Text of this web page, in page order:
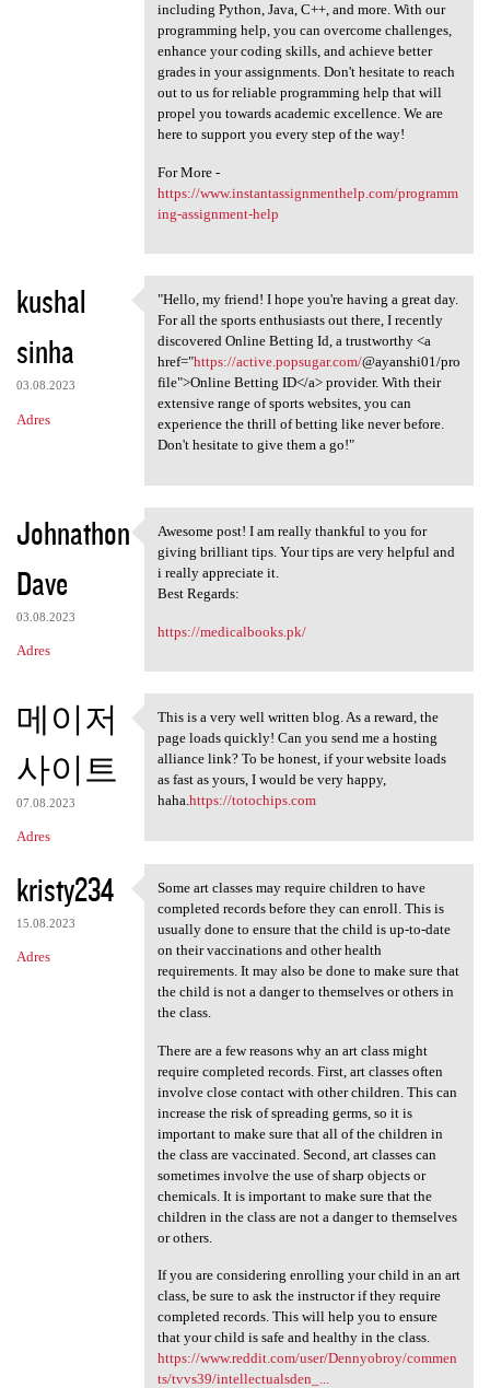
including Python, Java, C++, and more. With our
programming help, you can overcome challenges,
enhance your coding skills, and achieve better
grades in your assignments. Don't hesitate to reach
out to us for reliable programming help that will
propel you towards academic excellence. We are
here to support you every step of the way!
For More -
https://www.instantassignmenthelp.com/programm
ing-assignment-help
kushal
sinha
03.08.2023
Adres
"Hello, my friend! I hope you
"Hello, my friend! I hope you're having a great day.
For all the sports enthusiasts out there, I recently
discovered Online Betting Id, a trustworthy <a
href="https://active.popsugar.com/@ayanshi01/pro
file">Online Betting ID</a> provider. With their
extensive range of sports websites, you can
experience the thrill of betting like never before.
Don't hesitate to give them a go!"
Johnathon
Dave
03.08.2023
Adres
Awesome post! I am really
Awesome post! I am really thankful to you for
giving brilliant tips. Your tips are very helpful and
i really appreciate it.
Best Regards:
https://medicalbooks.pk/
메이저
사이트
07.08.2023
Adres
This is a very well written
This is a very well written blog. As a reward, the
page loads quickly! Can you send me a hosting
alliance link? To be honest, if your website loads
as fast as yours, I would be very happy,
haha.https://totochips.com
kristy234
15.08.2023
Adres
Some art classes may require
Some art classes may require children to have
completed records before they can enroll. This is
usually done to ensure that the child is up-to-date
on their vaccinations and other health
requirements. It may also be done to make sure that
the child is not a danger to themselves or others in
the class.
There are a few reasons why an art class might
require completed records. First, art classes often
involve close contact with other children. This can
increase the risk of spreading germs, so it is
important to make sure that all of the children in
the class are vaccinated. Second, art classes can
sometimes involve the use of sharp objects or
chemicals. It is important to make sure that the
children in the class are not a danger to themselves
or others.
If you are considering enrolling your child in an art
class, be sure to ask the instructor if they require
completed records. This will help you to ensure
that your child is safe and healthy in the class.
https://www.reddit.com/user/Dennyobroy/commen
ts/tvvs39/intellectualsden_...